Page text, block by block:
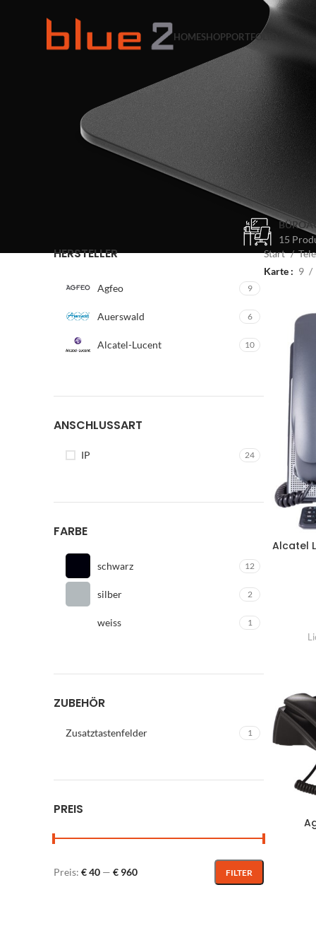
HOMESHOPPORTFOLIO
15
HERSTELLER
Agfeo 9
Auerswald 6
Alcatel-Lucent 10
ANSCHLUSSART
IP 24
FARBE
schwarz 12
silber 2
weiss 1
ZUBEHÖR
Zusatztastenfelder 1
PREIS
FILTER
Preis: € 40 — € 960
Start
Karte
9
Alcatel